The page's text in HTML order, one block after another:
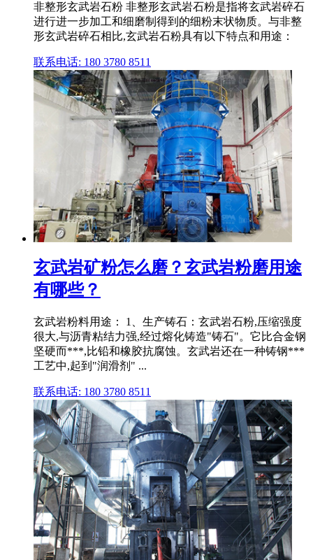
非整形玄武岩石粉 非整形玄武岩石粉是指将玄武岩碎石
进行进一步加工和细磨制得到的细粉末状物质。与非整
形玄武岩碎石相比,玄武岩石粉具有以下特点和用途：
联系电话: 180 3780 8511
玄武岩矿粉怎么磨？玄武岩粉磨用途
有哪些？
玄武岩粉料用途： 1、生产铸石：玄武岩石粉,压缩强度
很大,与沥青粘结力强,经过熔化铸造"铸石"。它比合金钢
坚硬而***,比铅和橡胶抗腐蚀。玄武岩还在一种铸钢***
工艺中,起到"润滑剂" ...
联系电话: 180 3780 8511